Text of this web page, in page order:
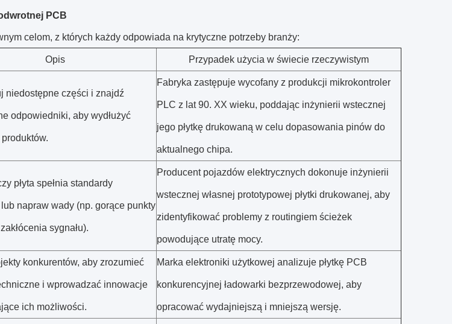
PCB
celom, z których każdy odpowiada na krytyczne potrzeby branży:
Opis Przypadek użycia w świecie rzeczywistym
niedostępne części i znajdź
odpowiedniki, aby wydłużyć
Fabryka zastępuje wycofany z produkcji mikrokontroler
PLC z lat 90. XX wieku, poddając inżynierii wstecznej
jego płytkę drukowaną w celu dopasowania pinów do
aktualnego chipa.
płyta spełnia standardy
napraw wady (np. gorące punkty
sygnału).
Producent pojazdów elektrycznych dokonuje inżynierii
wstecznej własnej prototypowej płytki drukowanej, aby
zidentyfikować problemy z routingiem ścieżek
powodujące utratę mocy.
konkurentów, aby zrozumieć
i wprowadzać innowacje
ich możliwości.
Marka elektroniki użytkowej analizuje płytkę PCB
konkurencyjnej ładowarki bezprzewodowej, aby
opracować wydajniejszą i mniejszą wersję.